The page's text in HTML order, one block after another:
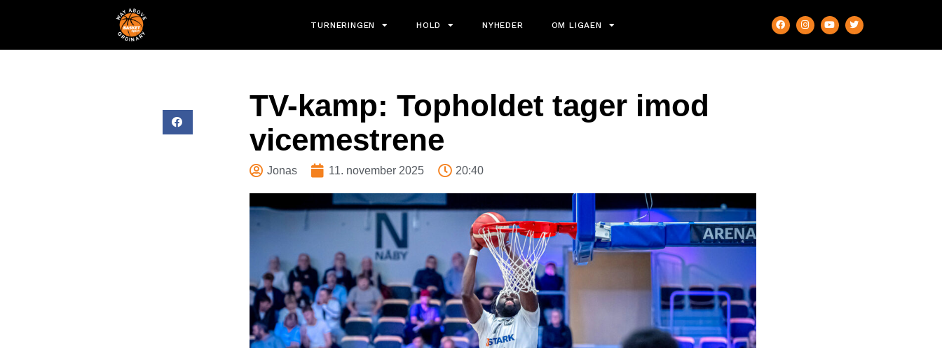
TURNERINGEN HOLD NYHEDER OM LIGAEN
TV-kamp: Topholdet tager imod
vicemestrene
Jonas 11. november 2025 20:40